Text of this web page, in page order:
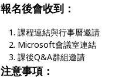
報名後會收到：
課程連結與行事曆邀請
Microsoft會議室連結
課後Q&A群組邀請
注意事項：